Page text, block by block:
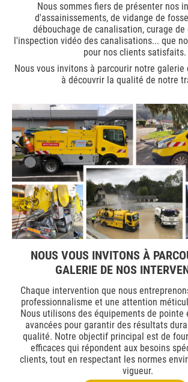
Nous sommes fiers de présenter nos
d'assainissements, de vidange de
débouchage de canalisation, curage
l'inspection vidéo des canalisations... que
pour nos clients satisfaits.
Nous vous invitons à parcourir notre
à découvrir la qualité de notre
NOUS VOUS INVITONS À
GALERIE DE NOS
Chaque intervention que nous
professionnalisme et une attention
Nous utilisons des équipements de pointe
avancées pour garantir des résultats
qualité. Notre objectif principal est de
efficaces qui répondent aux besoins
clients, tout en respectant les normes
vigueur.